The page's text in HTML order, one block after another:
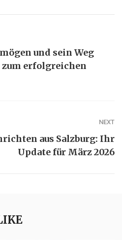
und sein Weg
erfolgreichen
NEXT
aus Salzburg: Ihr
Update für März 2026